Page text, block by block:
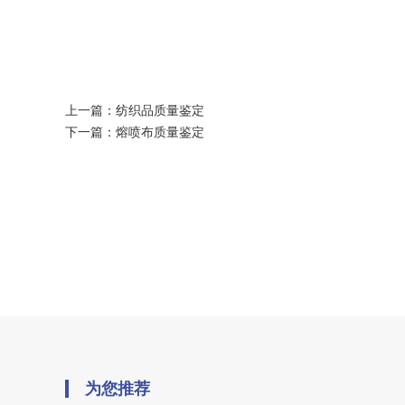
上一篇： 纺织品质量鉴定
下一篇： 熔喷布质量鉴定
为您推荐